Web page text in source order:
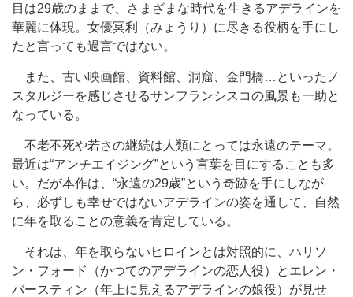
目は29歳のままで、さまざまな時代を生きるアデラインを
華麗に体現。女優冥利（みょうり）に尽きる役柄を手にし
たと言っても過言ではない。
また、古い映画館、資料館、洞窟、金門橋…といったノ
スタルジーを感じさせるサンフランシスコの風景も一助と
なっている。
不老不死や若さの継続は人類にとっては永遠のテーマ。
最近は“アンチエイジング”という言葉を目にすることも多
い。だが本作は、“永遠の29歳”という奇跡を手にしなが
ら、必ずしも幸せではないアデラインの姿を通して、自然
に年を取ることの意義を肯定している。
それは、年を取らないヒロインとは対照的に、ハリソ
ン・フォード（かつてのアデラインの恋人役）とエレン・
バースティン（年上に見えるアデラインの娘役）が見せ